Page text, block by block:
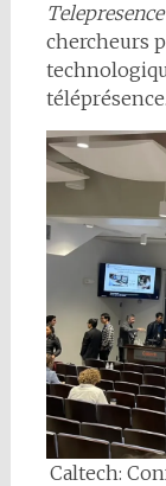
Telepresence
chercheurs
téléprésence.
Caltech: